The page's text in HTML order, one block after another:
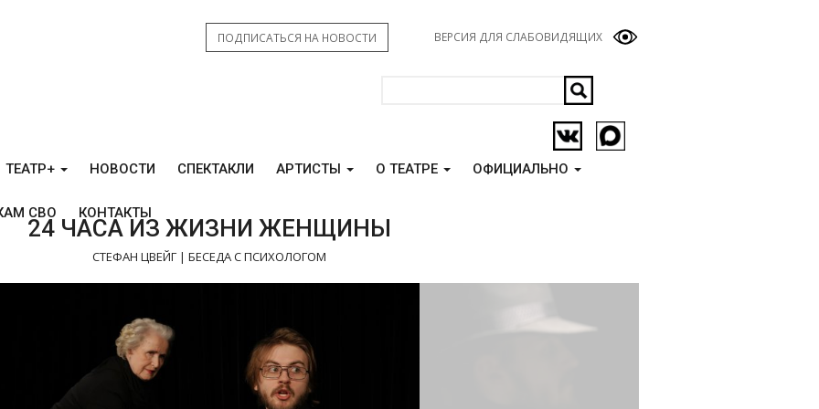
ВЕРСИЯ ДЛЯ СЛАБОВИДЯЩИХ
ПОДПИСАТЬСЯ НА НОВОСТИ
ТЕАТР+ НОВОСТИ СПЕКТАКЛИ АРТИСТЫ О ТЕАТРЕ ОФИЦИАЛЬНО
СВО КОНТАКТЫ
24 ЧАСА ИЗ ЖИЗНИ ЖЕНЩИНЫ
СТЕФАН ЦВЕЙГ | БЕСЕДА С ПСИХОЛОГОМ